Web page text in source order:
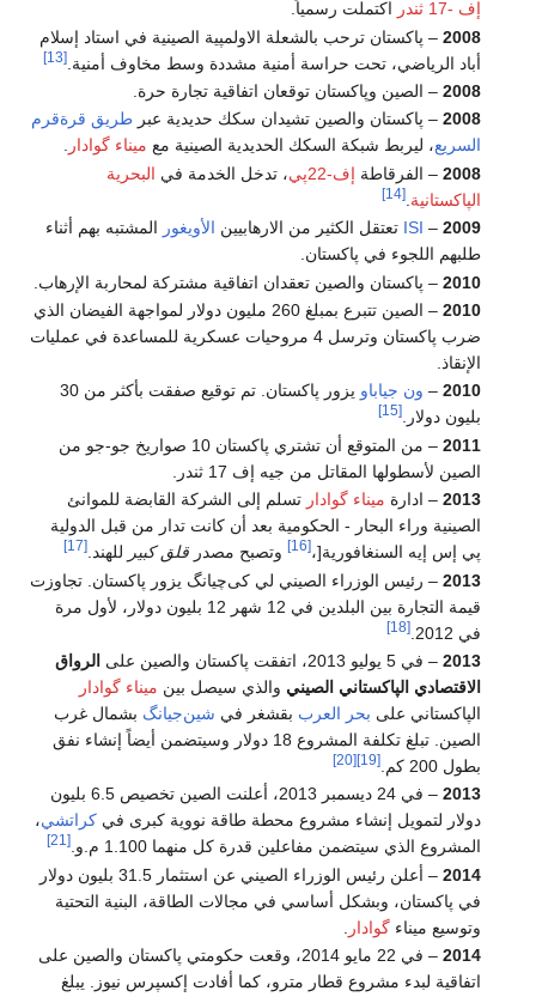
إف -17 ثندر
اكتملت رسمياً.
2008 – پاكستان ترحب بالشعلة الاولمپية الصينية في استاد إسلام
أباد الرياضي، تحت حراسة أمنية مشددة وسط مخاوف أمنية.[13]
2008 – الصين وپاكستان توقعان اتفاقية تجارة حرة.
2008 – پاكستان والصين تشيدان سكك حديدية عبرطريق قرةقرم
السريع، ليربط شبكة السكك الحديدية الصينية مع ميناء گوادار .
2008 – الفرقاطة إف-22پي ، تدخل الخدمة في البحرية
الپاكستانية .
[14]
2009
–
ISI تعتقل الكثير من الارهابيين الأويغور المشتبه بهم أثناء
طلبهم اللجوء في پاكستان.
2010 – پاكستان والصين تعقدان اتفاقية مشتركة لمحاربة الإرهاب.
2010
– الصين تتبرع بمبلغ 260 مليون دولار لمواجهة الفيضان الذي
ضرب پاكستان وترسل 4 مروحيات عسكرية للمساعدة في عمليات
الإنقاذ.
2010
– ون جياباو
يزور پاكستان. تم توقيع صفقت بأكثر من 30
بليون دولار.[15]
2011
– من المتوقع أن تشتري پاكستان 10 صواريخ جو-جو من
الصين لأسطولها المقاتل من جيه إف 17 ثندر.
2013 – ادارة ميناء گوادار تسلم إلى الشركة القابضة للموانئ
الصينية وراء البحار - الحكومية بعد أن كانت تدار من قبل الدولية
پي إس إيه السنغافورية[،[16] وتصبح مصدرقلق كبير للهند.[17]
2013 – رئيس الوزراء الصيني لي كى‌چيانگ يزور پاكستان. تجاوزت
قيمة التجارة بين البلدين في 12 شهر 12 بليون دولار، لأول مرة
في 2012.
[18]
2013 – في 5 يوليو 2013، اتفقت پاكستان والصين على
الرواق
الاقتصادي الپاكستاني الصيني والذي سيصل بين ميناء گوادار
الپاكستاني على بحر العرب بقشغر في شين‌جيانگ بشمال غرب
الصين. تبلغ تكلفة المشروع 18 دولار وسيتضمن أيضاً إنشاء نفق
بطول 200 كم.
[19]
[20]
2013
– في 24 ديسمبر 2013، أعلنت الصين تخصيص 6.5 بليون
دولار لتمويل إنشاء مشروع محطة طاقة نووية كبرى فيكراتشي،
المشروع الذي سيتضمن مفاعلين قدرة كل منهما 1.100 م.و.
[21]
2014
– أعلن رئيس الوزراء الصيني عن استثمار 31.5 بليون دولار
في پاكستان، وبشكل أساسي في مجالات الطاقة، البنية التحتية
وتوسيع ميناءگوادار
2014
– في 22 مايو 2014، وقعت حكومتي پاكستان والصين على
اتفاقية لبدء مشروع قطار مترو، كما أفادت إكسپرس نيوز. يبلغ